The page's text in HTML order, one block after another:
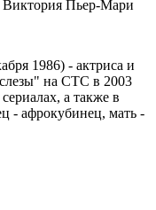
1986) - актриса и
на СТС в 2003
а также в
- афрокубинец, мать -